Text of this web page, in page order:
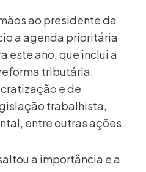
ao presidente da
a agenda prioritária
este ano, que inclui a
tributária,
e de
trabalhista,
entre outras ações.
a importância e a